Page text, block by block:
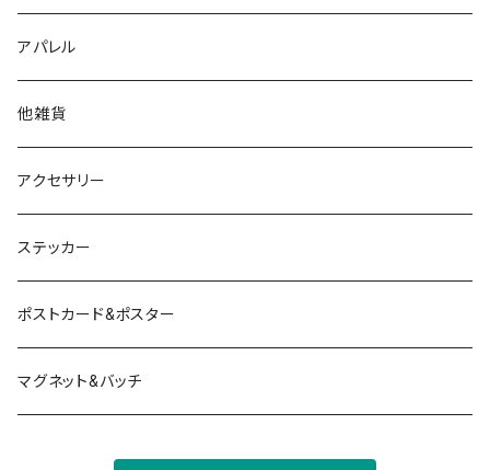
アパレル
他雑貨
アクセサリー
ステッカー
ポストカード&ポスター
マグネット&バッチ